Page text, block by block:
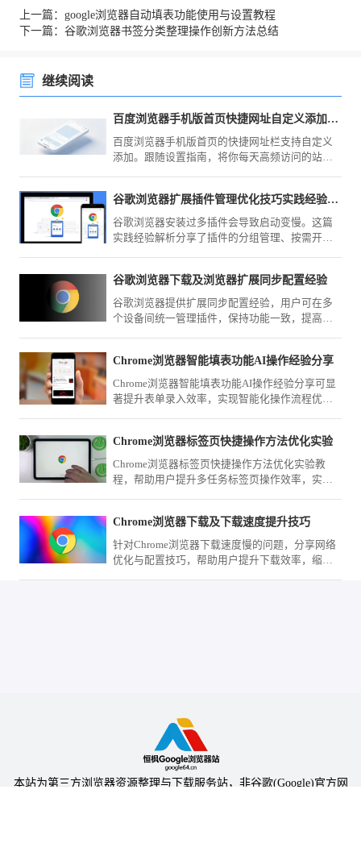
上一篇：google浏览器自动填表功能使用与设置教程
下一篇：谷歌浏览器书签分类整理操作创新方法总结
继续阅读
百度浏览器手机版首页快捷网址自定义添加常用站点
百度浏览器手机版首页的快捷网址栏支持自定义
添加。跟随设置指南，将你每天高频访问的站点
谷歌浏览器扩展插件管理优化技巧实践经验解析
谷歌浏览器安装过多插件会导致启动变慢。这篇
实践经验解析分享了插件的分组管理、按需开启
大幅降低系统后台常驻负载。通过优化管理，让
您的浏览器在保持功能强大的同时，依然拥有极
快的响应速度。
谷歌浏览器下载及浏览器扩展同步配置经验
谷歌浏览器提供扩展同步配置经验，用户可在多
个设备间统一管理插件，保持功能一致，提高浏
Chrome浏览器智能填表功能AI操作经验分享
Chrome浏览器智能填表功能AI操作经验分享可显
著提升表单录入效率，实现智能化操作流程优
Chrome浏览器标签页快捷操作方法优化实验
Chrome浏览器标签页快捷操作方法优化实验教
程，帮助用户提升多任务标签页操作效率，实现
Chrome浏览器下载及下载速度提升技巧
针对Chrome浏览器下载速度慢的问题，分享网络
优化与配置技巧，帮助用户提升下载效率，缩短
本站为第三方浏览器资源整理与下载服务站，非谷歌(Google)官方网